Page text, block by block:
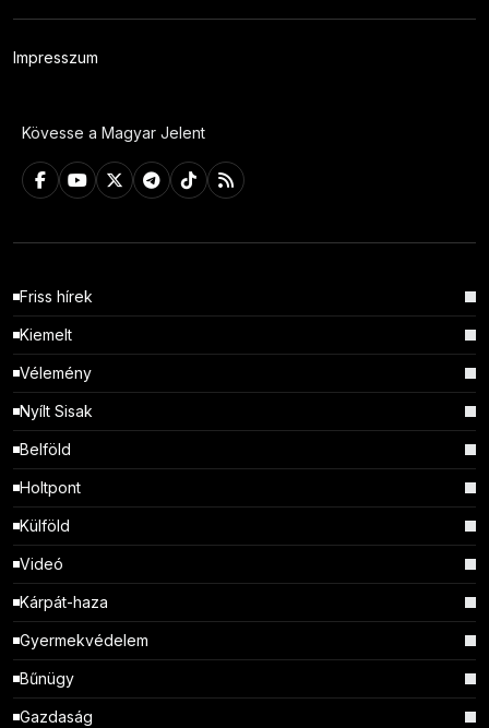
Impresszum
Kövesse a Magyar Jelent
Friss hírek
Kiemelt
Vélemény
Nyílt Sisak
Belföld
Holtpont
Külföld
Videó
Kárpát-haza
Gyermekvédelem
Bűnügy
Gazdaság